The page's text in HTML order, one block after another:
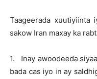
Taageerada xuutiyiinta
sakow Iran maxay ka
1. Inay awoodeeda
bada cas iyo in ay